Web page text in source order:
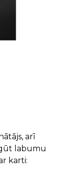
arī
labumu
karti: